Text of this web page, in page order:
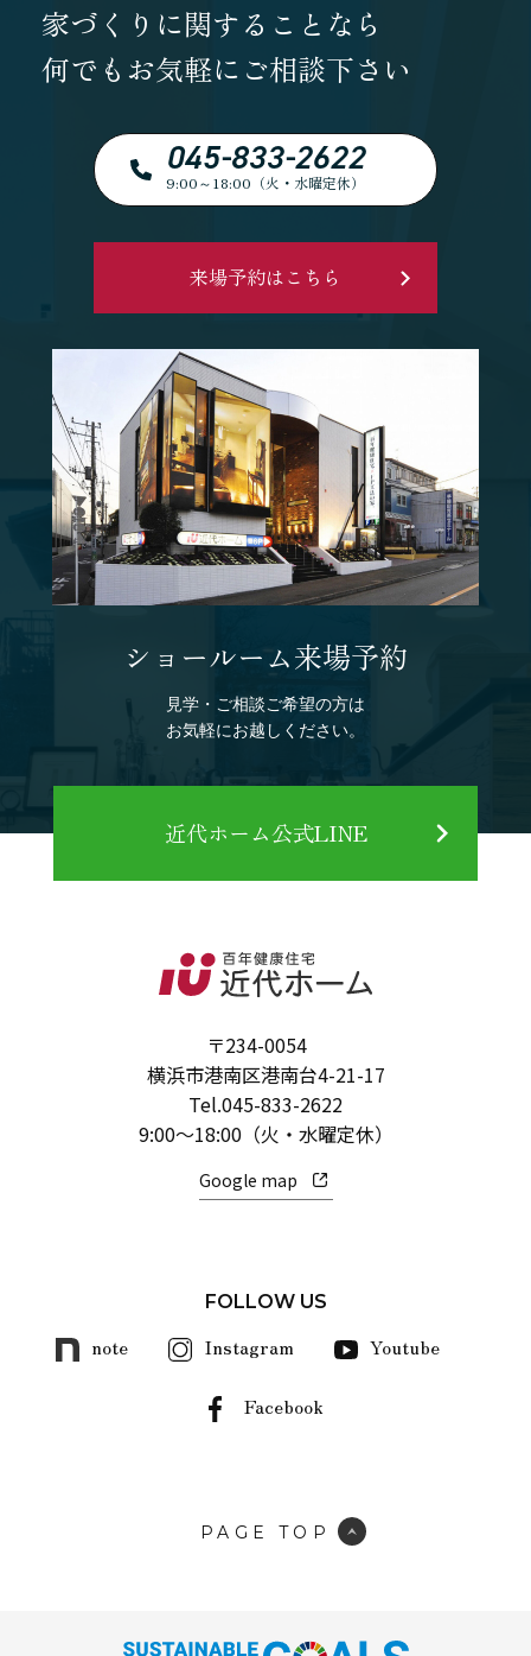
家づくりに関することなら
何でもお気軽にご相談下さい
045-833-2622
9:00～18:00（火・水曜定休）
来場予約はこちら
ショールーム来場予約
見学・ご相談ご希望の方は
お気軽にお越しください。
近代ホーム公式LINE
〒234-0054
横浜市港南区港南台4-21-17
Tel.045-833-2622
9:00～18:00（火・水曜定休）
Google map
FOLLOW US
note Instagram Youtube
Facebook
PAGE TOP